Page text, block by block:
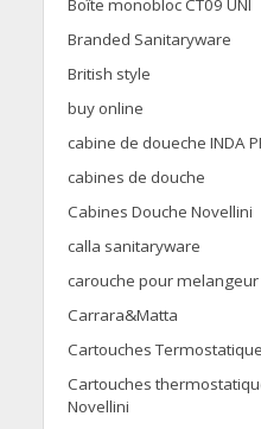
Boîte monobloc CT09 UNI
Branded Sanitaryware
British style
buy online
cabine de doueche INDA
cabines de douche
Cabines Douche Novellini
calla sanitaryware
carouche pour melangeur
Carrara&Matta
Cartouches
Cartouches
Novellini